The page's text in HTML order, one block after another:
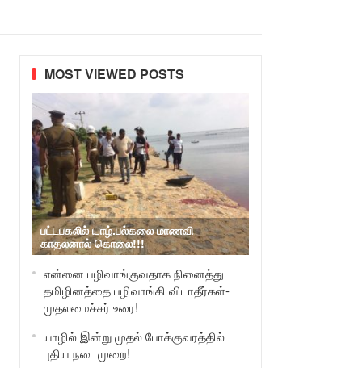
MOST VIEWED POSTS
பட்டபகலில் யாழ்.பல்கலை மாணவி
காதலனால் கொலை!!!
என்னை பழிவாங்குவதாக நினைத்து
தமிழினத்தை பழிவாங்கி விடாதீர்கள்-
முதலமைச்சர் உரை!
யாழில் இன்று முதல் போக்குவரத்தில்
புதிய நடைமுறை!